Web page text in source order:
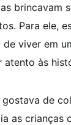
brincavam
Para ele,
viver em
atento às
gostava de
as crianças